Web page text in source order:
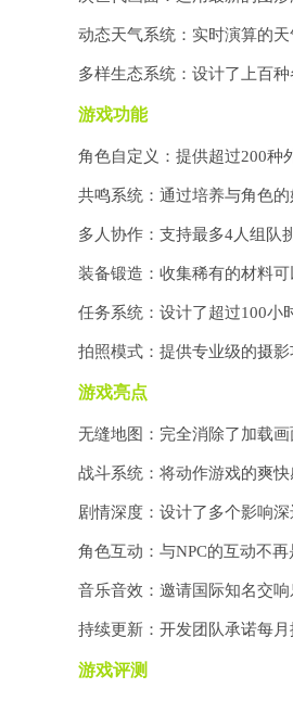
动态天气系统：实时演算的
多样生态系统：设计了上百
游戏功能
角色自定义：提供超过200种
共鸣系统：通过培养与角色
多人协作：支持最多4人组队
装备锻造：收集稀有的材料
任务系统：设计了超过100小
拍照模式：提供专业级的摄
游戏亮点
无缝地图：完全消除了加载
战斗系统：将动作游戏的爽快
剧情深度：设计了多个影响
角色互动：与NPC的互动不
音乐音效：邀请国际知名交
持续更新：开发团队承诺每
游戏评测